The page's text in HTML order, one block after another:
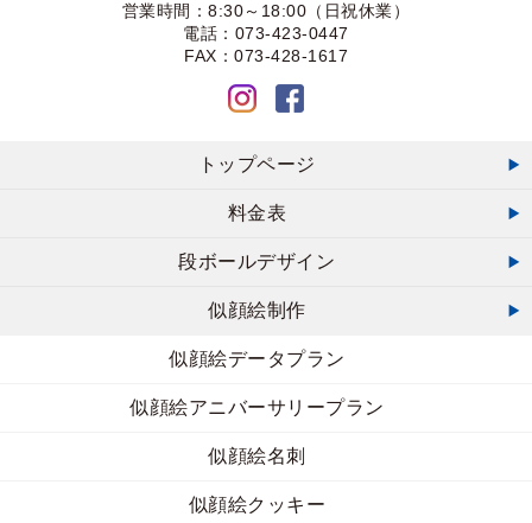
営業時間：8:30～18:00（日祝休業）
電話：073-423-0447
FAX：073-428-1617
トップページ
料金表
段ボールデザイン
似顔絵制作
似顔絵データプラン
似顔絵アニバーサリープラン
似顔絵名刺
似顔絵クッキー